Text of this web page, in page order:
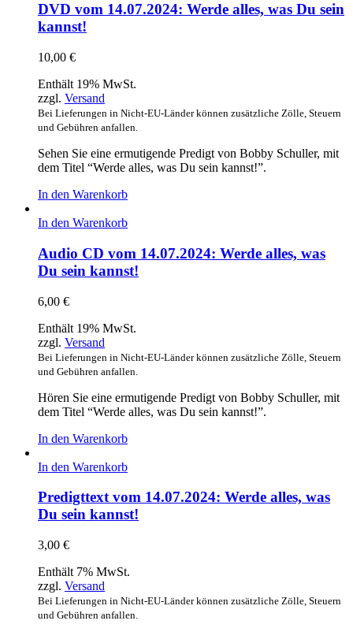
DVD vom 14.07.2024: Werde alles, was Du sein
kannst!
10,00 €
Enthält 19% MwSt.
zzgl. Versand
Bei Lieferungen in Nicht-EU-Länder können zusätzliche Zölle, Steuern
und Gebühren anfallen.
Sehen Sie eine ermutigende Predigt von Bobby Schuller, mit
dem Titel “Werde alles, was Du sein kannst!”.
In den Warenkorb
In den Warenkorb
Audio CD vom 14.07.2024: Werde alles, was
Du sein kannst!
6,00 €
Enthält 19% MwSt.
zzgl. Versand
Bei Lieferungen in Nicht-EU-Länder können zusätzliche Zölle, Steuern
und Gebühren anfallen.
Hören Sie eine ermutigende Predigt von Bobby Schuller, mit
dem Titel “Werde alles, was Du sein kannst!”.
In den Warenkorb
In den Warenkorb
Predigttext vom 14.07.2024: Werde alles, was
Du sein kannst!
3,00 €
Enthält 7% MwSt.
zzgl. Versand
Bei Lieferungen in Nicht-EU-Länder können zusätzliche Zölle, Steuern
und Gebühren anfallen.